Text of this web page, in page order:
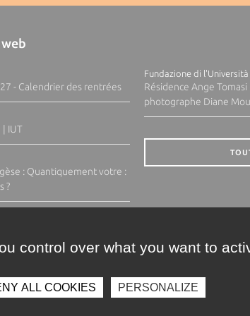
- Calendrier des rentrées
IUT
: Quantiquement votre :
?
Fundazione di l'Università
Résidence Ange
photographe Diane
control over what you want to
ALL COOKIES PERSONALIZE